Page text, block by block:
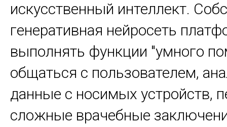
искусственный интеллект.
генеративная нейросеть
выполнять функции "умного
общаться с пользователем,
данные с носимых устройств,
сложные врачебные